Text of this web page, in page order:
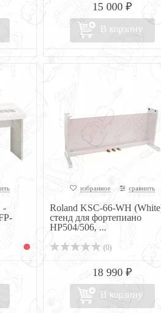
15 000 ₽
В корзину
-
избранное сравнить
Roland KSC-66-WH
стенд для фортепиано
HP504/506, ...
(0)
18 990 ₽
В корзину